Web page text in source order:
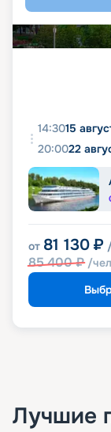
14:3015
20:0022
от 81 130 ₽
85 400₽ /чел
Лучшие